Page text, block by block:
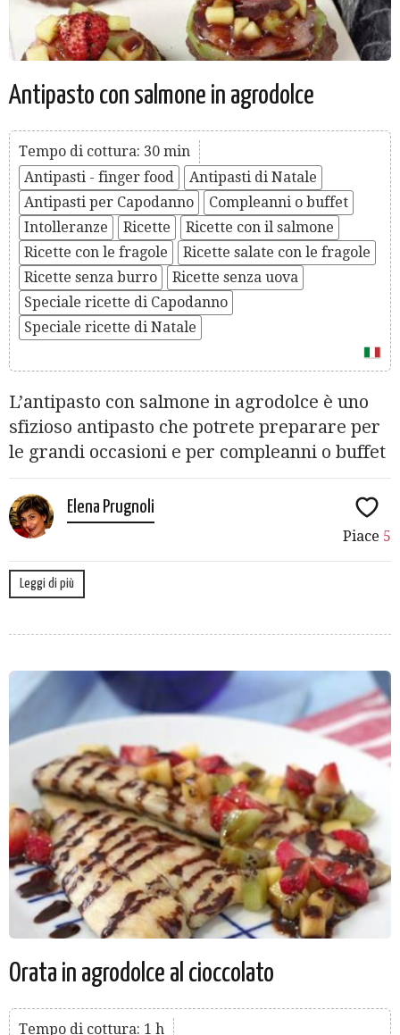
Antipasto con salmone in agrodolce
Tempo di cottura: 30 min
Antipasti - finger food
Antipasti di Natale
Antipasti per Capodanno
Compleanni o buffet
Intolleranze
Ricette
Ricette con il salmone
Ricette con le fragole
Ricette salate con le fragole
Ricette senza burro
Ricette senza uova
Speciale ricette di Capodanno
Speciale ricette di Natale
L’antipasto con salmone in agrodolce è uno
sfizioso antipasto che potrete preparare per
le grandi occasioni e per compleanni o buffet
Elena Prugnoli
Piace 5
Leggi di più
Orata in agrodolce al cioccolato
Tempo di cottura: 1 h